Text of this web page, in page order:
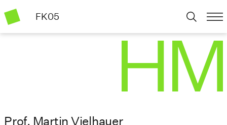
FK05
Prof. Martin Vielhauer